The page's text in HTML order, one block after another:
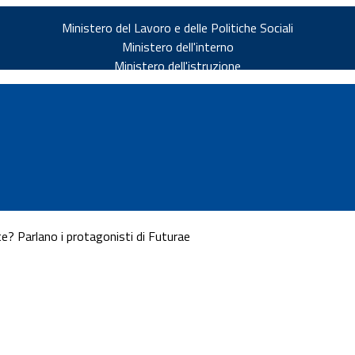
Ministero del Lavoro e delle Politiche Sociali
Ministero dell'interno
Ministero dell'istruzione
Parlano i protagonisti di Futurae